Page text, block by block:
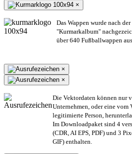
×
Das Wappen wurde nach
"Kurmarkalbum"
über 640 Fußballwappen
×
×
Die Vektordaten können nur
Unternehmen, oder eine vom
legitimierte Person,
Im Downloadpaket sind 4
(CDR, AI EPS, PDF) und 3
GIF) enthalten.